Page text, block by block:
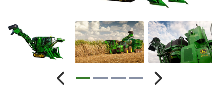
Anterior Próximo